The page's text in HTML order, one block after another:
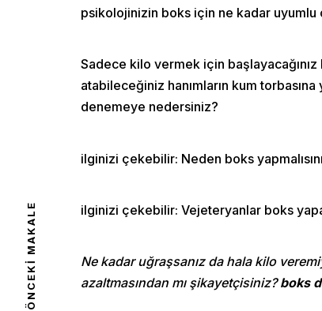
psikolojinizin boks için ne kadar uyumlu
Sadece kilo vermek için
atabileceğiniz hanımların kum
denemeye nedersiniz?
ilginizi çekebilir: Neden boks
ilginizi çekebilir: Vejeteryanlar boks
Ne kadar uğraşsanız da hala kilo
azaltmasından mı şikayetçisiniz?boks
ÖNCEKI MAKALE
Home
About